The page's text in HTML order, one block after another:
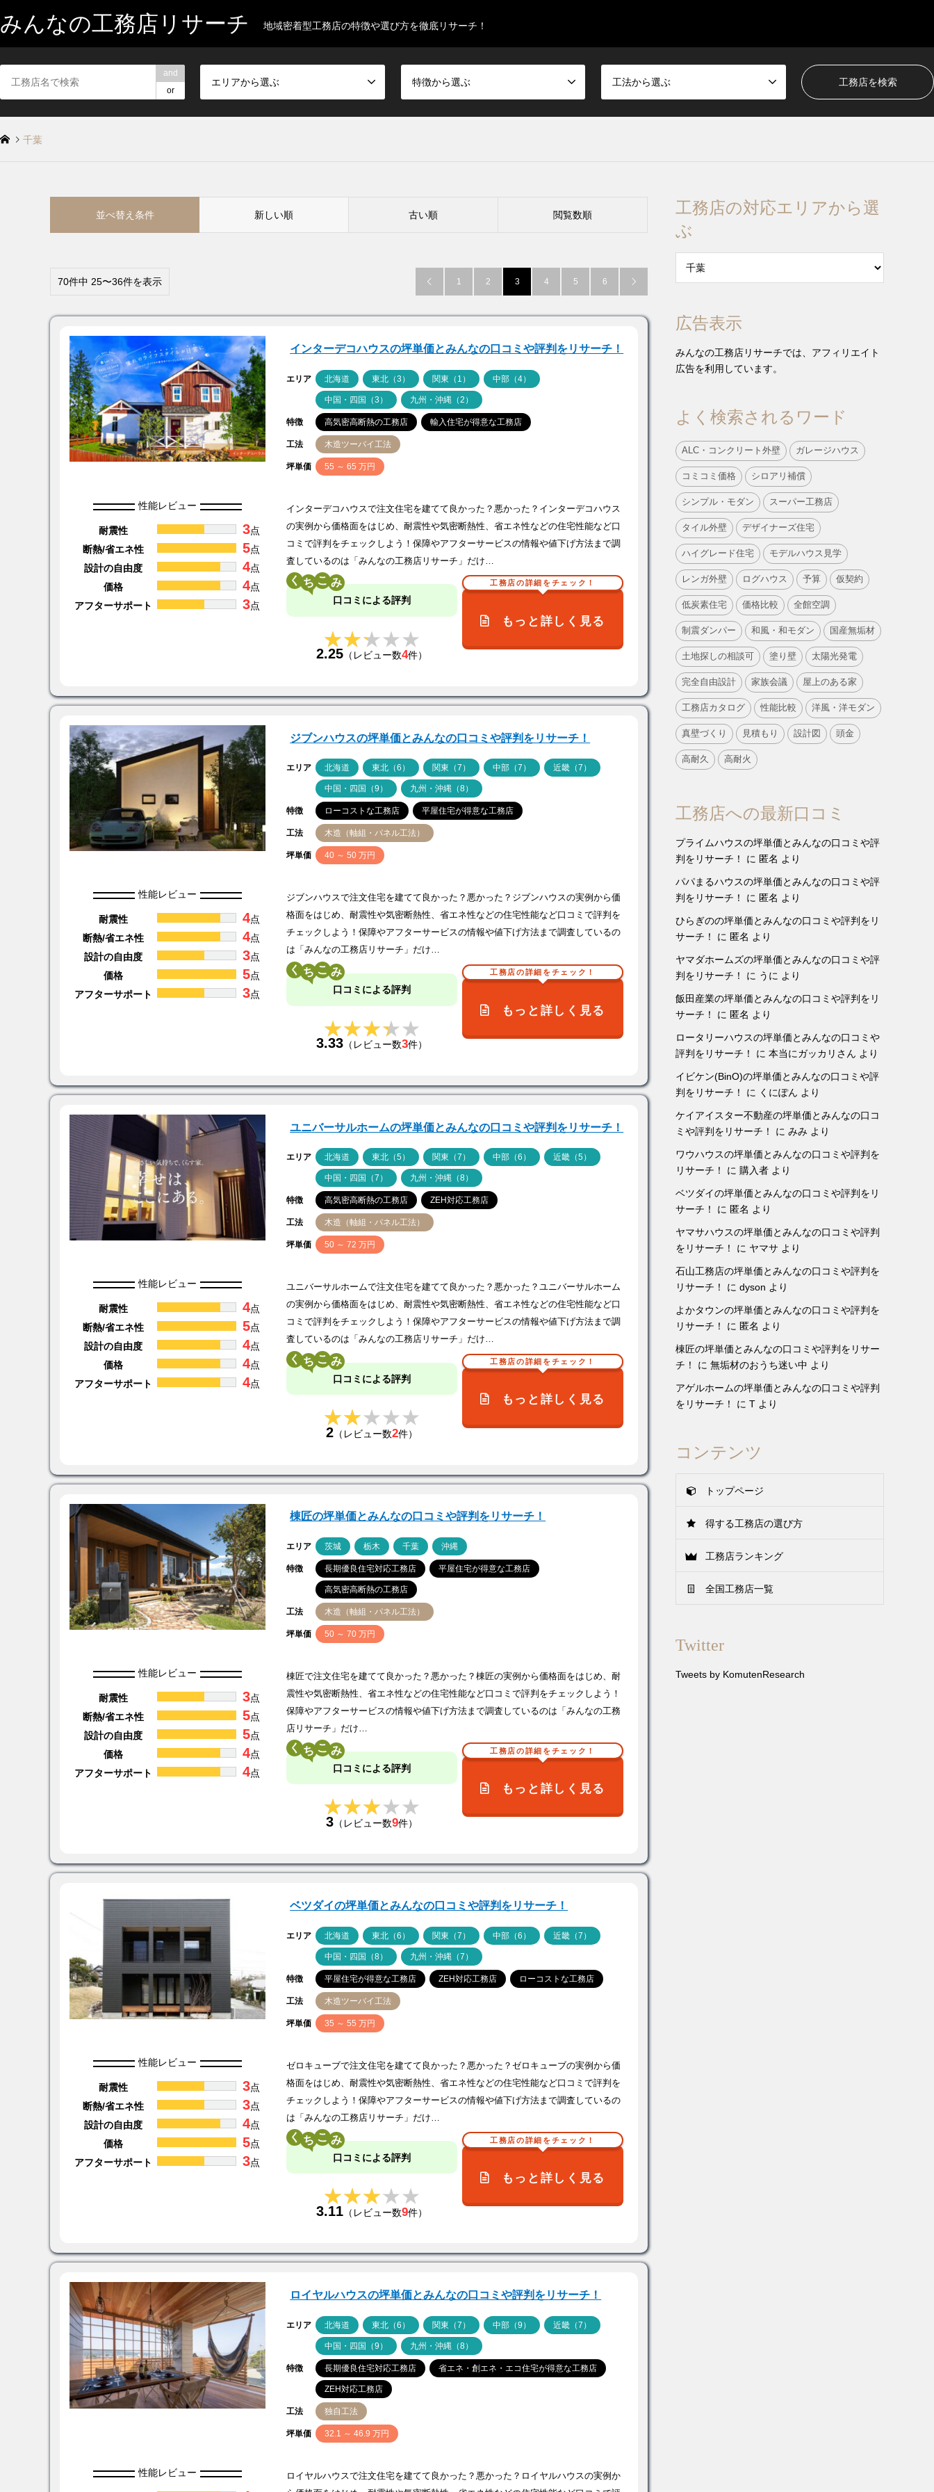
みんなの工務店リサーチ 地域密着型工務店の特徴や選び方を徹底リサーチ！
and
or
エリアから選ぶ 特徴から選ぶ 工法から選ぶ
千葉
並べ替え条件 新しい順 古い順 閲覧数順
70件中 25〜36件を表示  1 2 3 4 5 6 
インターデコハウスの坪単価とみんなの口コミや評判をリサーチ！
エリア 北海道 東北（3） 関東（1） 中部（4）
中国・四国（3） 九州・沖縄（2）
特徴 高気密高断熱の工務店 輸入住宅が得意な工務店
工法 木造ツーバイ工法
坪単価 55 ～ 65 万円
性能レビュー
耐震性 3点
断熱/省エネ性
5点
設計の自由度
4点
価格
4点
アフターサポート
3点
インターデコハウスで注文住宅を建てて良かった？悪かった？インターデコハウス
の実例から価格面をはじめ、耐震性や気密断熱性、省エネ性などの住宅性能など口
コミで評判をチェックしよう！保障やアフターサービスの情報や値下げ方法まで調
査しているのは「みんなの工務店リサーチ」だけ…
く こ
口コミによる評判
★★★★★
★★★★★
2.25 （レビュー数4件）
工務店の詳細をチェック！
もっと詳しく見る
ジブンハウスの坪単価とみんなの口コミや評判をリサーチ！
エリア 北海道 東北（6） 関東（7） 中部（7） 近畿（7）
中国・四国（9） 九州・沖縄（8）
特徴 ローコストな工務店 平屋住宅が得意な工務店
工法 木造（軸組・パネル工法）
坪単価 40 ～ 50 万円
性能レビュー
耐震性 4点
断熱/省エネ性
4点
設計の自由度
3点
価格
5点
アフターサポート
3点
ジブンハウスで注文住宅を建てて良かった？悪かった？ジブンハウスの実例から価
格面をはじめ、耐震性や気密断熱性、省エネ性などの住宅性能など口コミで評判を
チェックしよう！保障やアフターサービスの情報や値下げ方法まで調査しているの
は「みんなの工務店リサーチ」だけ…
く こ
口コミによる評判
★★★★★
★★★★★
3.33 （レビュー数3件）
工務店の詳細をチェック！
もっと詳しく見る
ユニバーサルホームの坪単価とみんなの口コミや評判をリサーチ！
エリア 北海道 東北（5） 関東（7） 中部（6） 近畿（5）
中国・四国（7） 九州・沖縄（8）
特徴 高気密高断熱の工務店 ZEH対応工務店
工法 木造（軸組・パネル工法）
坪単価 50 ～ 72 万円
性能レビュー
耐震性 4点
断熱/省エネ性
5点
設計の自由度
4点
価格
4点
アフターサポート
4点
ユニバーサルホームで注文住宅を建てて良かった？悪かった？ユニバーサルホーム
の実例から価格面をはじめ、耐震性や気密断熱性、省エネ性などの住宅性能など口
コミで評判をチェックしよう！保障やアフターサービスの情報や値下げ方法まで調
査しているのは「みんなの工務店リサーチ」だけ…
く こ
口コミによる評判
★★★★★
★★★★★
2 （レビュー数2件）
工務店の詳細をチェック！
もっと詳しく見る
棟匠の坪単価とみんなの口コミや評判をリサーチ！
エリア 茨城 栃木 千葉 沖縄
特徴 長期優良住宅対応工務店 平屋住宅が得意な工務店
高気密高断熱の工務店
工法 木造（軸組・パネル工法）
坪単価 50 ～ 70 万円
性能レビュー
耐震性 3点
断熱/省エネ性
5点
設計の自由度
5点
価格
4点
アフターサポート
4点
棟匠で注文住宅を建てて良かった？悪かった？棟匠の実例から価格面をはじめ、耐
震性や気密断熱性、省エネ性などの住宅性能など口コミで評判をチェックしよう！
保障やアフターサービスの情報や値下げ方法まで調査しているのは「みんなの工務
店リサーチ」だけ…
く こ
口コミによる評判
★★★★★
★★★★★
3 （レビュー数9件）
工務店の詳細をチェック！
もっと詳しく見る
ベツダイの坪単価とみんなの口コミや評判をリサーチ！
エリア 北海道 東北（6） 関東（7） 中部（6） 近畿（7）
中国・四国（8） 九州・沖縄（7）
特徴 平屋住宅が得意な工務店 ZEH対応工務店 ローコストな工務店
工法 木造ツーバイ工法
坪単価 35 ～ 55 万円
性能レビュー
耐震性 3点
断熱/省エネ性
3点
設計の自由度
4点
価格
5点
アフターサポート
3点
ゼロキューブで注文住宅を建てて良かった？悪かった？ゼロキューブの実例から価
格面をはじめ、耐震性や気密断熱性、省エネ性などの住宅性能など口コミで評判を
チェックしよう！保障やアフターサービスの情報や値下げ方法まで調査しているの
は「みんなの工務店リサーチ」だけ…
く こ
口コミによる評判
★★★★★
★★★★★
3.11 （レビュー数9件）
工務店の詳細をチェック！
もっと詳しく見る
ロイヤルハウスの坪単価とみんなの口コミや評判をリサーチ！
エリア 北海道 東北（6） 関東（7） 中部（9） 近畿（7）
中国・四国（9） 九州・沖縄（8）
特徴 長期優良住宅対応工務店 省エネ・創エネ・エコ住宅が得意な工務店
ZEH対応工務店
工法 独自工法
坪単価 32.1 ～ 46.9 万円
性能レビュー
ロイヤルハウスで注文住宅を建てて良かった？悪かった？ロイヤルハウスの実例か
工務店の対応エリアから選
ぶ
広告表示
みんなの工務店リサーチでは、アフィリエイト
広告を利用しています。
よく検索されるワード
ALC・コンクリート外壁 ガレージハウス
コミコミ価格 シロアリ補償
シンプル・モダン スーパー工務店
タイル外壁 デザイナーズ住宅
ハイグレード住宅 モデルハウス見学
レンガ外壁 ログハウス 予算 仮契約
低炭素住宅 価格比較 全館空調
制震ダンパー 和風・和モダン 国産無垢材
土地探しの相談可 塗り壁 太陽光発電
完全自由設計 家族会議 屋上のある家
工務店カタログ 性能比較 洋風・洋モダン
真壁づくり 見積もり 設計図 頭金
高耐久 高耐火
工務店への最新口コミ
プライムハウスの坪単価とみんなの口コミや評
判をリサーチ！
に 匿名 より
パパまるハウスの坪単価とみんなの口コミや評
判をリサーチ！
に 匿名 より
ひらぎのの坪単価とみんなの口コミや評判をリ
サーチ！
に 匿名 より
ヤマダホームズの坪単価とみんなの口コミや評
判をリサーチ！
に うに より
飯田産業の坪単価とみんなの口コミや評判をリ
サーチ！
に 匿名 より
ロータリーハウスの坪単価とみんなの口コミや
評判をリサーチ！
に 本当にガッカリさん より
イビケン(BinO)の坪単価とみんなの口コミや評
判をリサーチ！
に くにぽん より
ケイアイスター不動産の坪単価とみんなの口コ
ミや評判をリサーチ！
に みみ より
ワウハウスの坪単価とみんなの口コミや評判を
リサーチ！
に 購入者 より
ベツダイの坪単価とみんなの口コミや評判をリ
サーチ！
に 匿名 より
ヤマサハウスの坪単価とみんなの口コミや評判
をリサーチ！
に ヤマサ より
石山工務店の坪単価とみんなの口コミや評判を
リサーチ！
に dyson より
よかタウンの坪単価とみんなの口コミや評判を
リサーチ！
に 匿名 より
棟匠の坪単価とみんなの口コミや評判をリサー
チ！
に 無垢材のおうち迷い中 より
アゲルホームの坪単価とみんなの口コミや評判
をリサーチ！
に T より
コンテンツ
トップページ
得する工務店の選び方
工務店ランキング
全国工務店一覧
Twitter
Tweets by KomutenResearch